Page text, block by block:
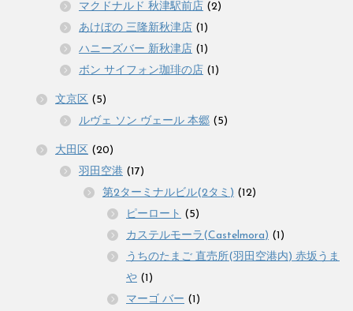
マクドナルド 秋津駅前店 (2)
あけぼの 三隆新秋津店 (1)
ハニーズバー 新秋津店 (1)
ボン サイフォン珈琲の店 (1)
文京区 (5)
ルヴェ ソン ヴェール 本郷 (5)
大田区 (20)
羽田空港 (17)
第2ターミナルビル(2タミ) (12)
ピーロート (5)
カステルモーラ(Castelmora) (1)
うちのたまご 直売所(羽田空港内) 赤坂うま
や (1)
マーゴ バー (1)